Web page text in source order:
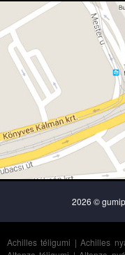
2026 ©
Achilles téligumi |Achilles